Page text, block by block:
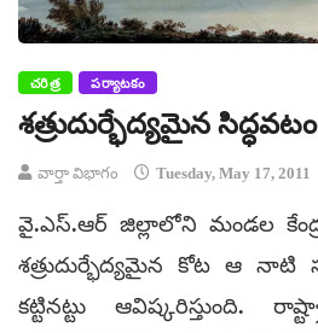
చరిత్ర పర్యాటకం
శత్రుదుర్భేద్యమైన
వార్తా విభాగం Tuesday, May 17, 2011
వై.ఎస్.ఆర్ జిల్లాలోని మండల
శత్రుదుర్భేద్యమైన కోట ఆ నాటి
కట్టినట్టు ఆవిష్కరిస్తుంది.